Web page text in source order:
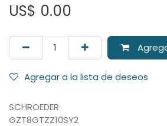
US$ 0.00
Agregar a la lista de deseos
SCHROEDER
GZT8GTZZ10SY2